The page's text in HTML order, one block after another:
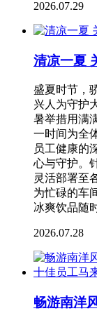
2026.07.29
清凉一夏
盛夏时节，
兴人为守护
暑举措用满
一时间为全
员工健康的
心与守护。
灵活部署至
为忙碌的车
冰爽饮品随
2026.07.28
畅游南洋